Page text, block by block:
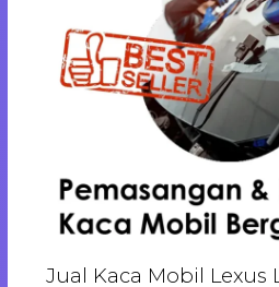
Jual Kaca Mobil Lexus